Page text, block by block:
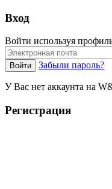
Вход
Войти используя
Забыли пароль?
У Вас нет аккаунта на
Регистрация